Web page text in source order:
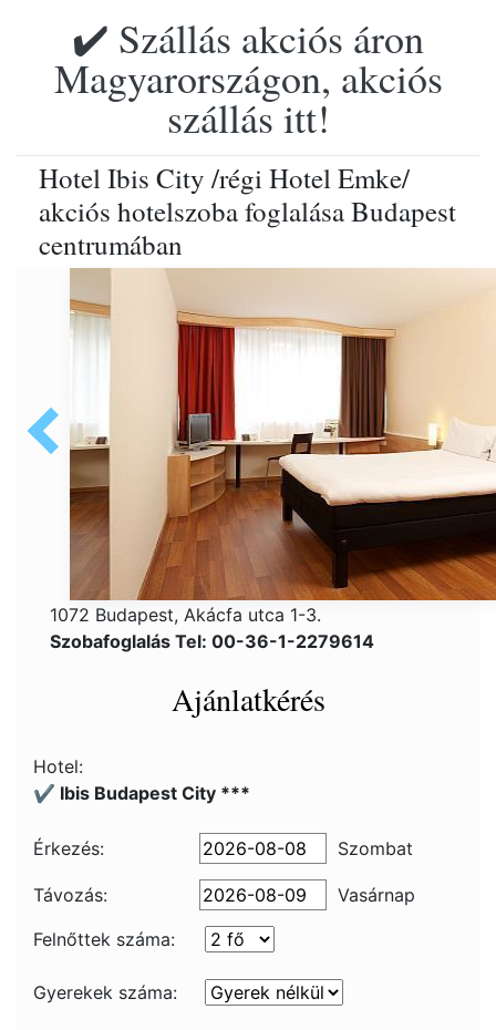
✔️ Szállás akciós áron
Magyarországon, akciós
szállás itt!
Hotel Ibis City /régi Hotel Emke/
akciós hotelszoba foglalása Budapest
centrumában
1072 Budapest, Akácfa utca 1-3.
Szobafoglalás Tel: 00-36-1-2279614
Ajánlatkérés
Hotel:
✔️ Ibis Budapest City ***
Érkezés: Szombat
Távozás:
Vasárnap
Felnőttek száma:
Gyerekek száma: